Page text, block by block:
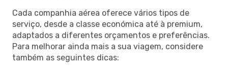
Cada companhia aérea oferece vários tipos de
serviço, desde a classe económica até à premium,
adaptados a diferentes orçamentos e preferências.
Para melhorar ainda mais a sua viagem, considere
também as seguintes dicas: